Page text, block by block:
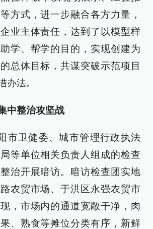
方式，进一步融合各方力量，
业主体责任，达到了以模型样
学、帮学的目的，实现创建为
总体目标，共谋突破示范项目
办法。
中整治攻坚战
市卫健委、城市管理行政执法
等单位相关负责人组成的检查
治开展暗访。暗访检查团实地
农贸市场、于洪区永强农贸市
，市场内的通道宽敞干净，肉
、熟食等摊位分类有序，新鲜